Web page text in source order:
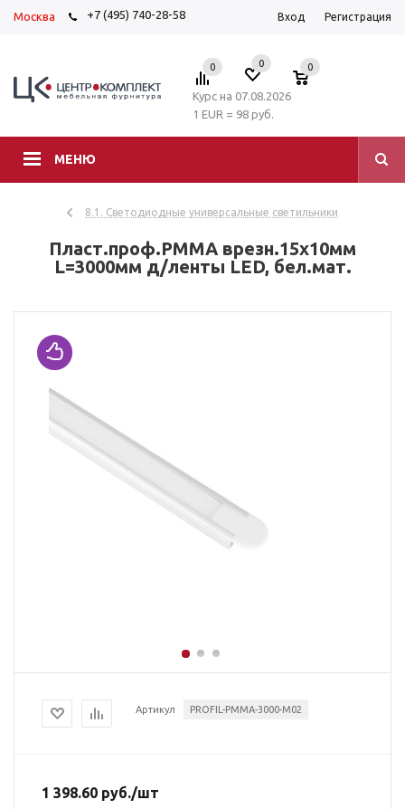
Москва +7 (495) 740-28-58 Вход Регистрация
МЕНЮ
0 0 0
Курс на 07.08.2026
1 EUR = 98 руб.
8.1. Светодиодные универсальные светильники
Пласт.проф.PMMA врезн.15х10мм
L=3000мм д/ленты LED, бел.мат.
Артикул PROFIL-PMMA-3000-М02
1 398.60 руб./шт